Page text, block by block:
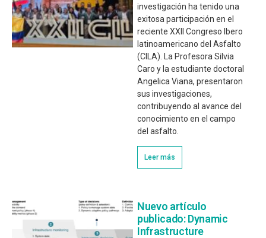
investigación ha tenido una
exitosa participación en el
reciente XXII Congreso Ibero
latinoamericano del Asfalto
(CILA). La Profesora Silvia
Caro y la estudiante doctoral
Angelica Viana, presentaron
sus investigaciones,
contribuyendo al avance del
conocimiento en el campo
del asfalto.
Leer más
Nuevo artículo
publicado: Dynamic
Infrastructure